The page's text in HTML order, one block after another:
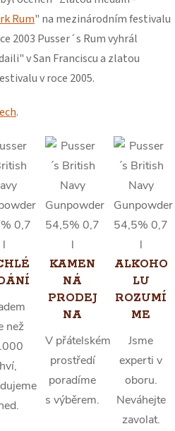
Rum" na mezinárodním festivalu
2003 Pusser´s Rum vyhrál
v San Franciscu a zlatou
v roce 2005.
.
než
KAMEN
NÁ
PRODEJ
NA
V přátelském
prostředí
poradíme
s výběrem.
ALKOHO
LU
ROZUMÍ
ME
Jsme
experti v
oboru.
Neváhejte
zavolat.